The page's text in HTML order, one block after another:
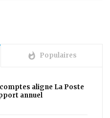
whatshot Populaires
aligne La Poste
annuel